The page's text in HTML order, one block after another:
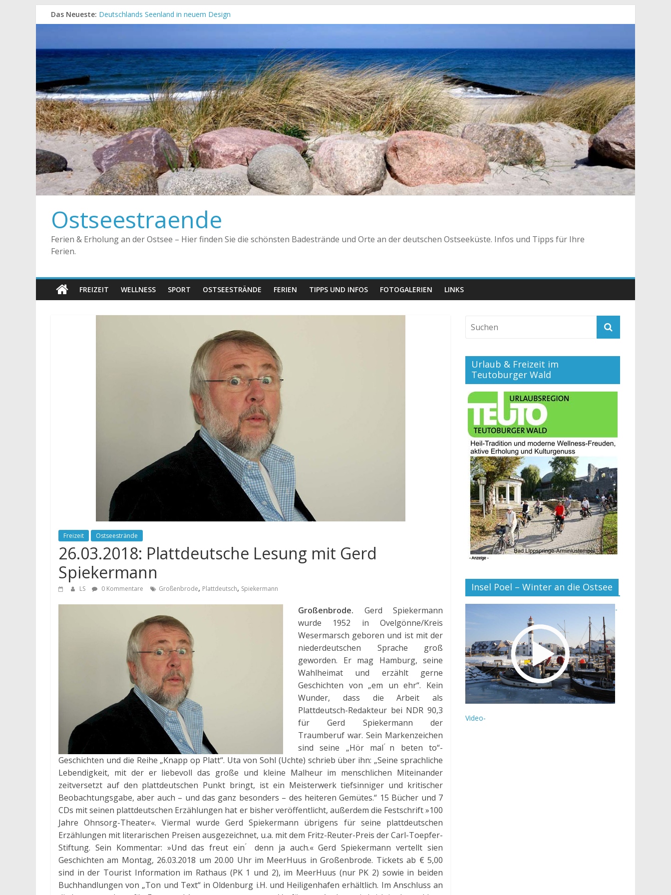
Das Neueste: Deutschlands Seenland in neuem Design
„Kellenhusen nach Hause bestellen“ Neuer Online-Shop verfügbar
Neues Urlaubsmagazin für Mecklenburg-Vorpommern erschienen
Meck-Pomm Short News Januar
Ostseestraende
Ferien & Erholung an der Ostsee – Hier finden Sie die schönsten Badestrände und Orte an der deutschen Ostseeküste. Infos und Tipps für Ihre
Ferien.
FREIZEIT WELLNESS SPORT OSTSEESTRÄNDE FERIEN TIPPS UND INFOS FOTOGALERIEN LINKS
Freizeit Ostseestrände
26.03.2018: Plattdeutsche Lesung mit Gerd
Spiekermann
LS 0 Kommentare Großenbrode, Plattdeutsch, Spiekermann
Großenbrode. Gerd Spiekermann
wurde 1952 in Ovelgönne/Kreis
Wesermarsch geboren und ist mit der
niederdeutschen Sprache groß
geworden. Er mag Hamburg, seine
Wahlheimat und erzählt gerne
Geschichten von „em un ehr“. Kein
Wunder, dass die Arbeit als
Plattdeutsch-Redakteur bei NDR 90,3
für Gerd Spiekermann der
Traumberuf war. Sein Markenzeichen
sind seine „Hör mal ́n beten to“-
Geschichten und die Reihe „Knapp op Platt“. Uta von Sohl (Uchte) schrieb über ihn: „Seine sprachliche
Lebendigkeit, mit der er liebevoll das große und kleine Malheur im menschlichen Miteinander
zeitversetzt auf den plattdeutschen Punkt bringt, ist ein Meisterwerk tiefsinniger und kritischer
Beobachtungsgabe, aber auch – und das ganz besonders – des heiteren Gemütes.“ 15 Bücher und 7
CDs mit seinen plattdeutschen Erzählungen hat er bisher veröffentlicht, außerdem die Festschrift »100
Jahre Ohnsorg-Theater«. Viermal wurde Gerd Spiekermann übrigens für seine plattdeutschen
Erzählungen mit literarischen Preisen ausgezeichnet, u.a. mit dem Fritz-Reuter-Preis der Carl-Toepfer-
Stiftung. Sein Kommentar: »Und das freut ein ́ denn ja auch.« Gerd Spiekermann vertellt sien
Geschichten am Montag, 26.03.2018 um 20.00 Uhr im MeerHuus in Großenbrode. Tickets ab € 5,00
sind in der Tourist Information im Rathaus (PK 1 und 2), im MeerHuus (nur PK 2) sowie in beiden
Buchhandlungen von „Ton und Text“ in Oldenburg i.H. und Heiligenhafen erhältlich. Im Anschluss an
Urlaub & Freizeit im
Teutoburger Wald
Insel Poel – Winter an die Ostsee
-
Video-